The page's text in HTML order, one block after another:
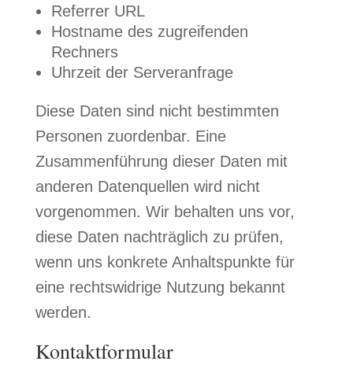
Referrer URL
Hostname des zugreifenden
Rechners
Uhrzeit der Serveranfrage
Diese Daten sind nicht bestimmten
Personen zuordenbar. Eine
Zusammenführung dieser Daten mit
anderen Datenquellen wird nicht
vorgenommen. Wir behalten uns vor,
diese Daten nachträglich zu prüfen,
wenn uns konkrete Anhaltspunkte für
eine rechtswidrige Nutzung bekannt
werden.
Kontaktformular